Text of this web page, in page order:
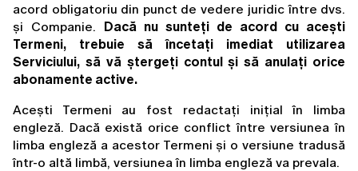
acord obligatoriu din punct de vedere juridic între dvs.
și Companie. Dacă nu sunteți de acord cu acești
Termeni, trebuie să încetați imediat utilizarea
Serviciului, să vă ștergeți contul și să anulați orice
abonamente active.
Acești Termeni au fost redactați inițial în limba
engleză. Dacă există orice conflict între versiunea în
limba engleză a acestor Termeni și o versiune tradusă
într-o altă limbă, versiunea în limba engleză va prevala.